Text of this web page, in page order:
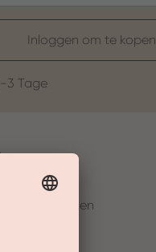
Inloggen om te kopen
3 Tage
in 30 Tagen